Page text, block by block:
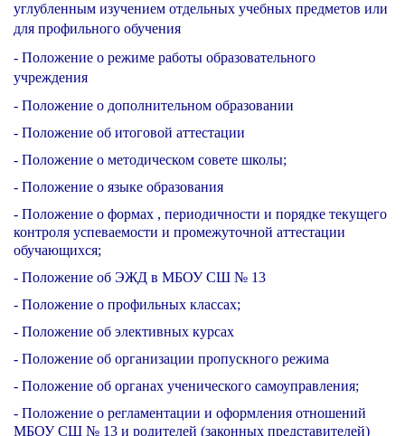
углубленнымизучением отдельных учебных предметов или
для профильного обучения
- Положение о режиме работы образовательного
учреждения
- Положение о дополнительном образовании
- Положение об итоговой аттестации
- Положение о методическом совете школы;
- Положение о языке образования
- Положение о формах , периодичности и порядке текущего
контроля успеваемости и промежуточной аттестации
обучающихся;
- Положение об ЭЖД в МБОУ СШ № 13
- Положение о профильных классах;
- Положение об элективных курсах
- Положение об организации пропускного режима
- Положение об органах ученического самоуправления;
- Положение о регламентации и оформления отношений
МБОУ СШ № 13 и родителей (законных представителей)